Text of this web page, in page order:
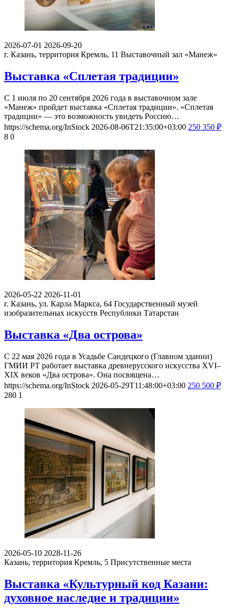
2026-07-01 2026-09-20
г. Казань, территория Кремль, 11 Выставочный зал «Манеж»
Выставка «Сплетая традиции»
С 1 июля по 20 сентября 2026 года в выставочном зале
«Манеж» пройдет выставка «Сплетая традиции». «Сплетая
традиции» — это возможность увидеть Россию…
https://schema.org/InStock 2026-08-06T21:35:00+03:00 250 350 ₽
8 0
2026-05-22 2026-11-01
г. Казань, ул. Карла Маркса, 64 Государственный музей
изобразительных искусств Республики Татарстан
Выставка «Два острова»
С 22 мая 2026 года в Усадьбе Сандецкого (Главном здании)
ГМИИ РТ работает выставка древнерусского искусства XVI–
XIX веков «Два острова». Она посвящена…
https://schema.org/InStock 2026-05-29T11:48:00+03:00 250 500 ₽
280 1
2026-05-10 2028-11-26
Казань, территория Кремль, 5 Присутственные места
Выставка «Культурный код Казани:
духовное наследие и традиции»